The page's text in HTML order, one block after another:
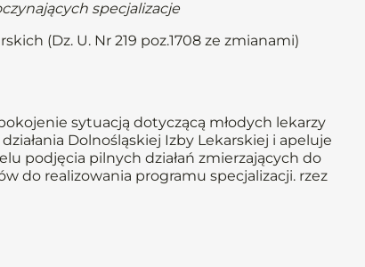
specjalizacje
(Dz. U. Nr 219 poz.1708 ze zmianami)
sytuacją dotyczącą młodych lekarzy
Dolnośląskiej Izby Lekarskiej i apeluje
podjęcia pilnych działań zmierzających do
do realizowania programu specjalizacji. rzez